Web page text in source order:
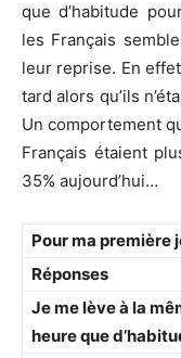
que d’habitude
les Français
leur reprise. En
tard alors qu’ils
Un comportement
Français étaient
35% aujourd’hui…
Pour ma première
Réponses
Je me lève à la
heure que